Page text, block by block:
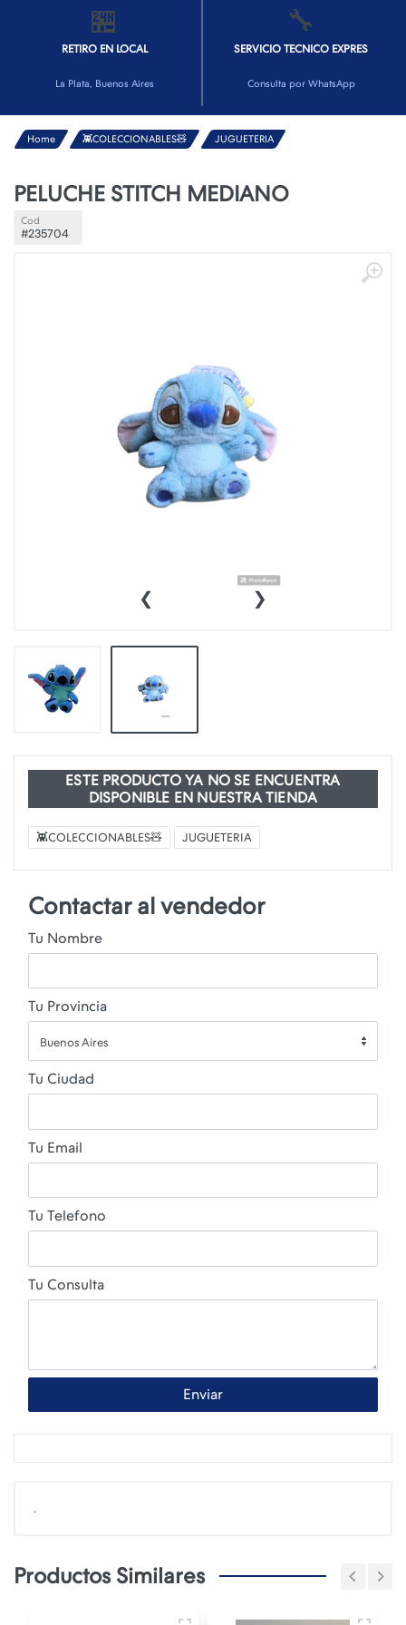
🏪
RETIRO EN LOCAL
La Plata, Buenos Aires
🔧
SERVICIO TECNICO EXPRES
Consulta por WhatsApp
Home 👾COLECCIONABLES🧸 JUGUETERIA
PELUCHE STITCH MEDIANO
Cod
#235704
‹ ›
ESTE PRODUCTO YA NO SE ENCUENTRA
DISPONIBLE EN NUESTRA TIENDA
👾COLECCIONABLES🧸 JUGUETERIA
Contactar al vendedor
Tu Nombre
Tu Provincia
Buenos Aires
Tu Ciudad
Tu Email
Tu Telefono
Tu Consulta
Enviar
.
Productos Similares